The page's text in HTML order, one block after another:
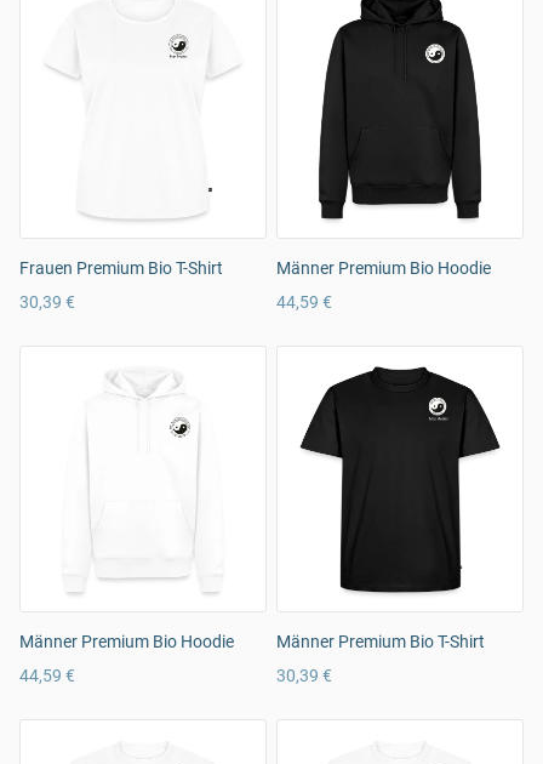
Frauen Premium Bio T-Shirt
30,39 €
Männer Premium Bio Hoodie
44,59 €
Männer Premium Bio Hoodie
44,59 €
Männer Premium Bio T-Shirt
30,39 €